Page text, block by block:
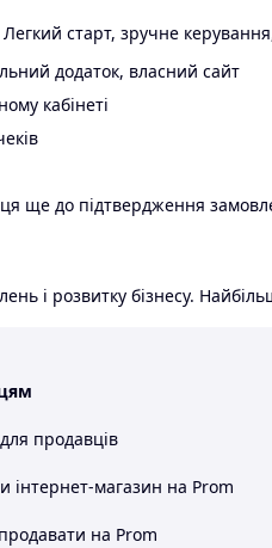
старт, зручне
додаток, власний сайт
кабінеті
ще до підтвердження
і розвитку бізнесу.
продавців
інтернет-магазин на Prom
на Prom